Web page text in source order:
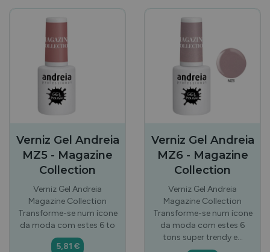
Verniz Gel Andreia
MZ5 - Magazine
Collection
Verniz Gel Andreia
Magazine Collection
Transforme-se num ícone
da moda com estes 6 to
5,81 €
Verniz Gel Andreia
MZ6 - Magazine
Collection
Verniz Gel Andreia
Magazine Collection
Transforme-se num ícone
da moda com estes 6
tons super trendy e…